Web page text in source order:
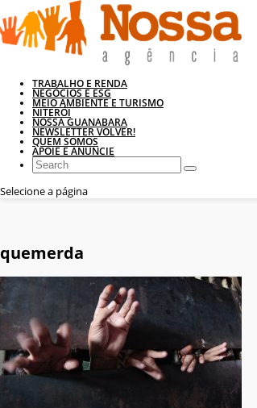
TRABALHO E RENDA
NEGÓCIOS E ESG
MEIO AMBIENTE E TURISMO
NITERÓI
NOSSA GUANABARA
NEWSLETTER VOLVER!
QUEM SOMOS
APOIE E ANUNCIE
Selecione a página
quemerda